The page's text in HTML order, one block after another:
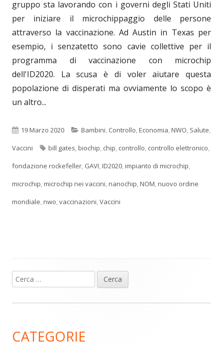
gruppo sta lavorando con i governi degli Stati Uniti
per iniziare il microchippaggio delle persone
attraverso la vaccinazione. Ad Austin in Texas per
esempio, i senzatetto sono cavie collettive per il
programma di vaccinazione con microchip
dell'ID2020. La scusa è di voler aiutare questa
popolazione di disperati ma ovviamente lo scopo è
un altro...
Pubblicato
19 Marzo 2020 Categorie
Bambini, Controllo,Economia,NWO, Salute,
Vaccini
Tag
bill gates,biochip, chip, controllo, controllo elettronico,
fondazione rockefeller, GAVI,ID2020,impianto di microchip,
microchip,microchip nei vaccini,nanochip,NOM,nuovo ordine
mondiale,nwo,vaccinazioni,Vaccini
Barra
laterale
Ricerca
per:
CATEGORIE